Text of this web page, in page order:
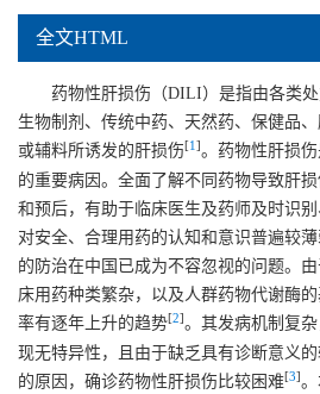
全文HTML
药物性肝损伤（DILI）是指由各类处
生物制剂、传统中药、天然药、保健品
或辅料所诱发的肝损伤[1 ]。药物性肝损
的重要病因。全面了解不同药物导致肝
和预后，有助于临床医生及药师及时识
对安全、合理用药的认知和意识普遍较
的防治在中国已成为不容忽视的问题。
床用药种类繁杂，以及人群药物代谢酶
率有逐年上升的趋势[2]。其发病机制复
现无特异性，且由于缺乏具有诊断意义
的原因，确诊药物性肝损伤比较困难[3]